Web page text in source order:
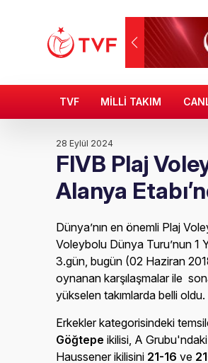
TVF MİLLİ TAKIM
28 Eylül 2024
FIVB Plaj
Alanya
Dünya’nın en önemli Plaj
Voleybolu Dünya Turu’nun 1
3.gün, bugün (02 Haziran
oynanan karşılaşmalar ile
yükselen takımlarda belli oldu.
Erkekler kategorisindeki
Göğtepe ikilisi, A
Haussener ikilisini 21-16 ve